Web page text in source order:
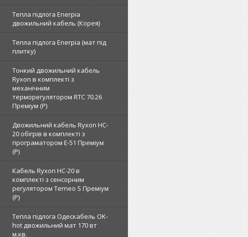
Тепла підлога Enerpia
двожильний кабель (Корея)
Тепла підлога Enerpia (мат під
плитку)
Тонкий двожильний кабель
Ryxon в комплекті з
механічним
терморегулятором RTC 70.26
Преміум (Р)
Двожильний кабель Ryxon HC-
20 обігрів в комплекті з
програматором E-51 Преміум
(Р)
Кабель Ryxon HC-20 в
комплекті з сенсорним
регулятором Terneo S Преміум
(Р)
Тепла підлога Одескабель OK-
hot двожильний мат 170 вт
м.кв.